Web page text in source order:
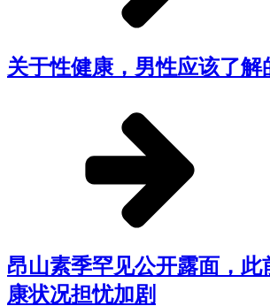
关于性健康，男性应该了解
昂山素季罕见公开露面，此
康状况担忧加剧